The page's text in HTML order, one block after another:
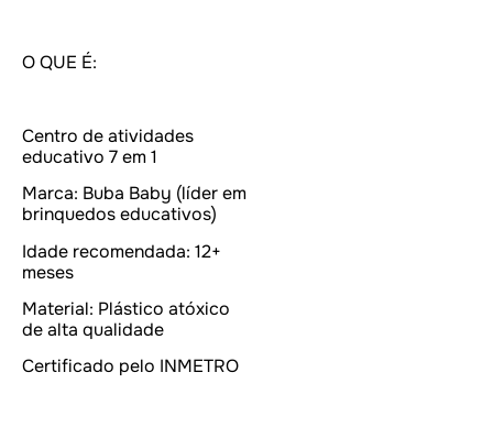
O QUE É:
Centro de atividades
educativo 7 em 1
Marca: Buba Baby (líder em
brinquedos educativos)
Idade recomendada: 12+
meses
Material: Plástico atóxico
de alta qualidade
Certificado pelo INMETRO